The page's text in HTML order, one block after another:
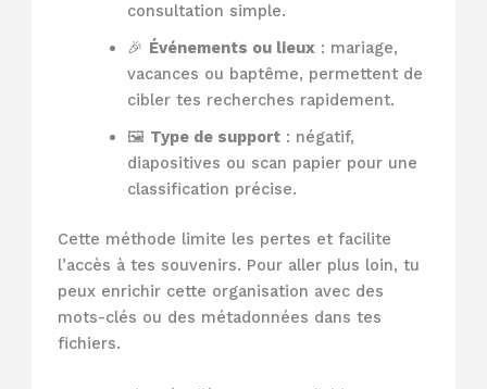
consultation simple.
🎉 Événements ou lieux: mariage,
vacances ou baptême, permettent de
cibler tes recherches rapidement.
🖼️ Type de support: négatif,
diapositives ou scan papier pour une
classification précise.
Cette méthode limite les pertes et facilite
l’accès à tes souvenirs. Pour aller plus loin, tu
peux enrichir cette organisation avec des
mots-clés ou des métadonnées dans tes
fichiers.